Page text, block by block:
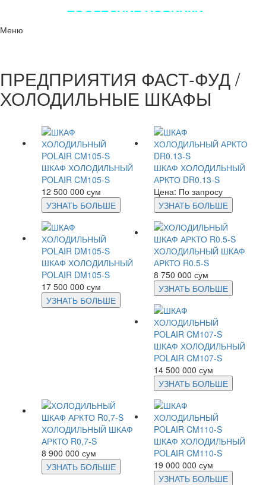
ПОСЛЕДНИЕ НОВИНКИ
Меню
ПРЕДПРИЯТИЯ ФАСТ-ФУД /
ХОЛОДИЛЬНЫЕ ШКАФЫ
ШКАФ ХОЛОДИЛЬНЫЙ
POLAIR CM105-S
12 500 000 сум
УЗНАТЬ БОЛЬШЕ
ШКАФ ХОЛОДИЛЬНЫЙ
АРКТО DR0.13-S
Цена: По запросу
УЗНАТЬ БОЛЬШЕ
ШКАФ ХОЛОДИЛЬНЫЙ
POLAIR DM105-S
17 500 000 сум
УЗНАТЬ БОЛЬШЕ
ХОЛОДИЛЬНЫЙ ШКАФ
АРКТО R0.5-S
8 750 000 сум
УЗНАТЬ БОЛЬШЕ
ШКАФ ХОЛОДИЛЬНЫЙ
POLAIR CM107-S
14 500 000 сум
УЗНАТЬ БОЛЬШЕ
ХОЛОДИЛЬНЫЙ ШКАФ
АРКТО R0,7-S
8 900 000 сум
УЗНАТЬ БОЛЬШЕ
ШКАФ ХОЛОДИЛЬНЫЙ
POLAIR CM110-S
19 000 000 сум
УЗНАТЬ БОЛЬШЕ